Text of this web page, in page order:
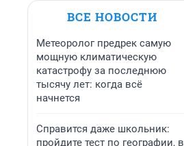
ВСЕ НОВОСТИ
Метеоролог предрек самую
мощную климатическую
катастрофу за последнюю
тысячу лет: когда всё
начнется
Справится даже школьник:
пройдите тест по географии, в